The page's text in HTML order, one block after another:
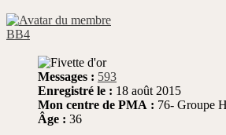
BB4
Messages : 593
Enregistré le : 18 août 2015
Mon centre de PMA : 76- Groupe
Âge : 36